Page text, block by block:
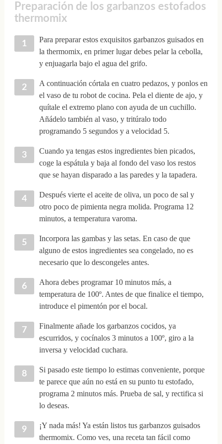
Preparación de los garbanzos estofados
thermomix
Para preparar estos exquisitos garbanzos guisados en
la thermomix, en primer lugar debes pelar la cebolla,
y enjuagarla bajo el agua del grifo.
A continuación córtala en cuatro pedazos, y ponlos en
el vaso de tu robot de cocina. Pela el diente de ajo, y
quítale el extremo plano con ayuda de un cuchillo.
Añádelo también al vaso, y tritúralo todo
programando 5 segundos y a velocidad 5.
Cuando ya tengas estos ingredientes bien picados,
coge la espátula y baja al fondo del vaso los restos
que se hayan disparado a las paredes y la tapadera.
Después vierte el aceite de oliva, un poco de sal y
otro poco de pimienta negra molida. Programa 12
minutos, a temperatura varoma.
Incorpora las gambas y las setas. En caso de que
alguno de estos ingredientes sea congelado, no es
necesario que lo descongeles antes.
Ahora debes programar 10 minutos más, a
temperatura de 100º. Antes de que finalice el tiempo,
introduce el pimentón por el bocal.
Finalmente añade los garbanzos cocidos, ya
escurridos, y cocínalos 3 minutos a 100º, giro a la
inversa y velocidad cuchara.
Si pasado este tiempo lo estimas conveniente, porque
te parece que aún no está en su punto tu estofado,
programa 2 minutos más. Prueba de sal, y rectifica si
lo deseas.
¡Y nada más! Ya están listos tus garbanzos guisados
thermomix. Como ves, una receta tan fácil como